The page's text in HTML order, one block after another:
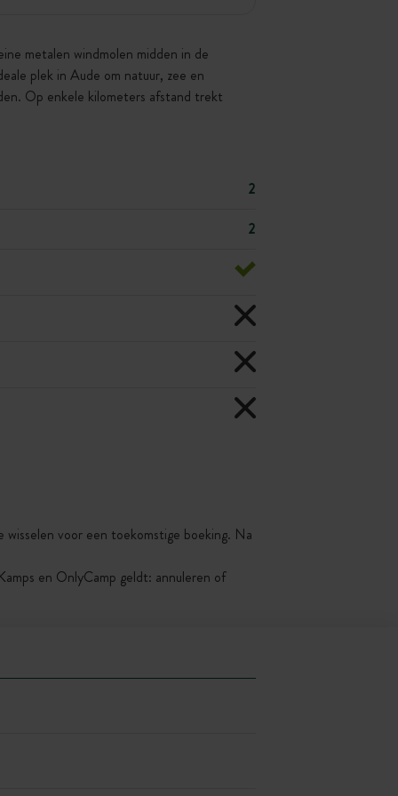
metalen windmolen midden in de
plek in Aude om natuur, zee en
Op enkele kilometers afstand trekt
2
2
voor een toekomstige boeking. Na
en OnlyCamp geldt: annuleren of